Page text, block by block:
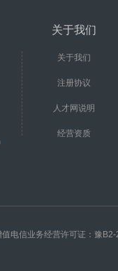
关于我们
关于我们
注册协议
人才网说明
经营资质
电信业务经营许可证： 豫